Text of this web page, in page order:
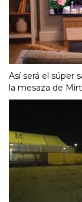
Así será el súper
la mesaza de